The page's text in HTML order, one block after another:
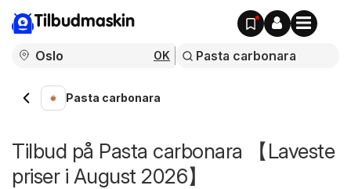
Tilbudmaskin
OK
Pasta carbonara
Tilbud på Pasta carbonara 【Laveste
priser i August 2026】